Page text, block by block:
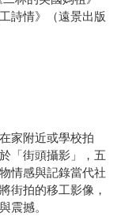
詩情》（遠景出版
家附近或學校拍
「街頭攝影」，五
情感與記錄當代社
街拍的移工影像，
震撼。